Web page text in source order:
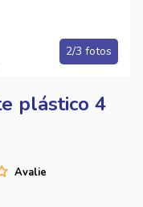
2/3 fotos
plástico 4